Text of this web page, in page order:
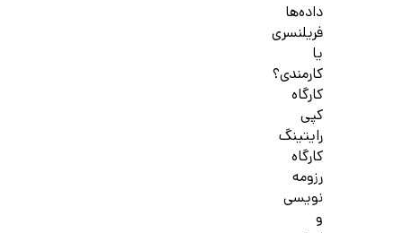
داده‌ها
فریلنسری
یا
کارمندی؟
کارگاه
کپی
رایتینگ
کارگاه
رزومه
نویسی
و